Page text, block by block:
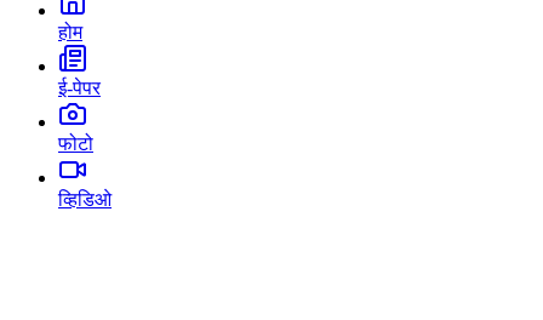
होम
ई-पेपर
फोटो
व्हिडिओ